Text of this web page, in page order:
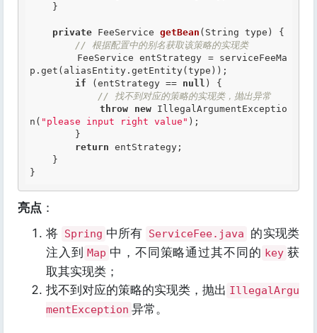
private FeeService getBean (String type) {
// 根据配置中的别名获取该策略的实现类
p.get(aliasEntity.getEntity(type));
if (entStrategy == null ) {
// 找不到对应的策略的实现类，抛出异常
throw
new IllegalArgumentExceptio
n( "please input right value" );
return entStrategy;
}
亮点 ：
将 Spring 中所有 ServiceFee.java
的实现类
注入到 Map 中，不同策略通过其不同的 key 获
取其实现类；
找不到对应的策略的实现类，抛出 IllegalArgu
mentException 异常。